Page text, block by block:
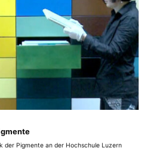
der Pigmente an der Hochschule Luzern